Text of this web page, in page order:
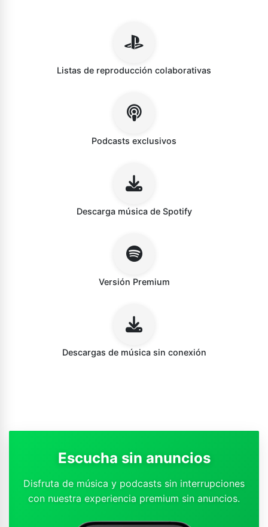
Listas de reproducción colaborativas
Podcasts exclusivos
Descarga música de Spotify
Versión Premium
Descargas de música sin conexión
Escucha sin anuncios
Disfruta de música y podcasts sin interrupciones
con nuestra experiencia premium sin anuncios.